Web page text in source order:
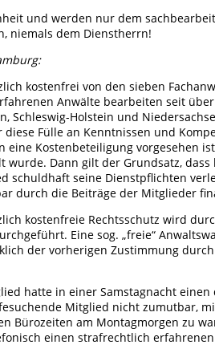
und werden nur dem
niemals dem Dienstherrn!
kostenfrei von den sieben
Anwälte bearbeiten seit über
Schleswig-Holstein und
Fülle an Kenntnissen und
eine Kostenbeteiligung vorgesehen
Dann gilt der Grundsatz,
schuldhaft seine Dienstpflichten
durch die Beiträge der Mitglieder
kostenfreie Rechtsschutz wird
Eine sog. „freie“
der vorherigen Zustimmung
hatte in einer Samstagnacht
Mitglied nicht zumutbar,
Bürozeiten am Montagmorgen zu
einen strafrechtlich